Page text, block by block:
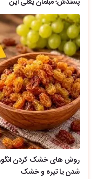
روش های خشک کردن انگور
شدن یا تیره و خشک